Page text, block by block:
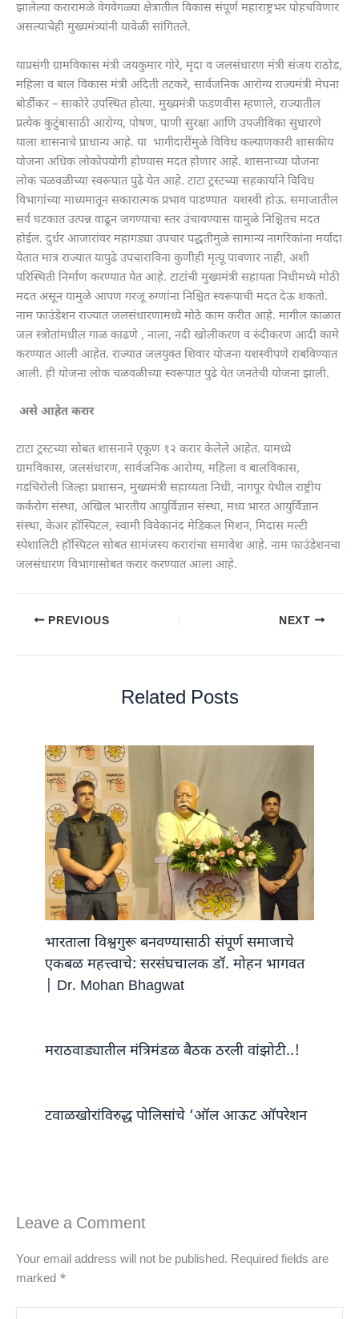
झालेल्या करारामळे वेगवेगळ्या क्षेत्रातील विकास संपूर्ण महाराष्ट्रभर पोहचविणार
असल्याचेही मुख्यमंत्र्यांनी यावेळी सांगितले.
याप्रसंगी ग्रामविकास मंत्री जयकुमार गोरे, मृदा व जलसंधारण मंत्री संजय राठोड,
महिला व बाल विकास मंत्री अदिती तटकरे, सार्वजनिक आरोग्य राज्यमंत्री मेघना
बोर्डीकर – साकोरे उपस्थित होत्या. मुख्यमंत्री फडणवीस म्हणाले, राज्यातील
प्रत्येक कुटुंबासाठी आरोग्य, पोषण, पाणी सुरक्षा आणि उपजीविका सुधारणे
याला शासनाचे प्राधान्य आहे. या भागीदारींमुळे विविध कल्याणकारी शासकीय
योजना अधिक लोकोपयोगी होण्यास मदत होणार आहे. शासनाच्या योजना
लोक चळवळीच्या स्वरूपात पुढे येत आहे. टाटा ट्रस्टच्या सहकार्याने विविध
विभागांच्या माध्यमातून सकारात्मक प्रभाव पाडण्यात यशस्वी होऊ. समाजातील
सर्व घटकात उत्पन्न वाढून जगण्याचा स्तर उंचावण्यास यामुळे निश्चितच मदत
होईल. दुर्धर आजारांवर महागड्या उपचार पद्धतीमुळे सामान्य नागरिकांना मर्यादा
येतात मात्र राज्यात यापुढे उपचाराविना कुणीही मृत्यू पावणार नाही, अशी
परिस्थिती निर्माण करण्यात येत आहे. टाटांची मुख्यमंत्री सहायता निधीमध्ये मोठी
मदत असून यामुळे आपण गरजू रुग्णांना निश्चित स्वरूपाची मदत देऊ शकतो.
नाम फाउंडेशन राज्यात जलसंधारणामध्ये मोठे काम करीत आहे. मागील काळात
जल स्त्रोतांमधील गाळ काढणे , नाला, नदी खोलीकरण व रुंदीकरण आदी कामे
करण्यात आली आहेत. राज्यात जलयुक्त शिवार योजना यशस्वीपणे राबविण्यात
आली. ही योजना लोक चळवळीच्या स्वरूपात पुढे येत जनतेची योजना झाली.
असे आहेत करार
टाटा ट्रस्टच्या सोबत शासनाने एकूण १२ करार केलेले आहेत. यामध्ये
ग्रामविकास, जलसंधारण, सार्वजनिक आरोग्य, महिला व बालविकास,
गडचिरोली जिल्हा प्रशासन, मुख्यमंत्री सहाय्यता निधी, नागपूर येथील राष्ट्रीय
कर्करोग संस्था, अखिल भारतीय आयुर्विज्ञान संस्था, मध्य भारत आयुर्विज्ञान
संस्था, केअर हॉस्पिटल, स्वामी विवेकानंद मेडिकल मिशन, मिदास मल्टी
स्पेशालिटी हॉस्पिटल सोबत सामंजस्य करारांचा समावेश आहे. नाम फाउंडेशनचा
जलसंधारण विभागासोबत करार करण्यात आला आहे.
PREVIOUS NEXT
Related Posts
भारताला विश्वगुरू बनवण्यासाठी संपूर्ण समाजाचे
एकबळ महत्त्वाचे: सरसंघचालक डॉ. मोहन भागवत
| Dr. Mohan Bhagwat
मराठवाड्यातील मंत्रिमंडळ बैठक ठरली वांझोटी..!
टवाळखोरांविरुद्ध पोलिसांचे ‘ऑल आऊट ऑपरेशन
Leave a Comment
Your email address will not be published. Required fields are
marked *